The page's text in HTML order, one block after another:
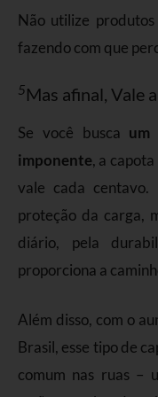
Não utilize
fazendo com que
5Mas afinal, Vale
Se você busca um
imponente, a
vale cada centavo.
proteção da carga,
diário, pela
proporciona a
Além disso, com o
Brasil, esse tipo de
comum nas ruas –